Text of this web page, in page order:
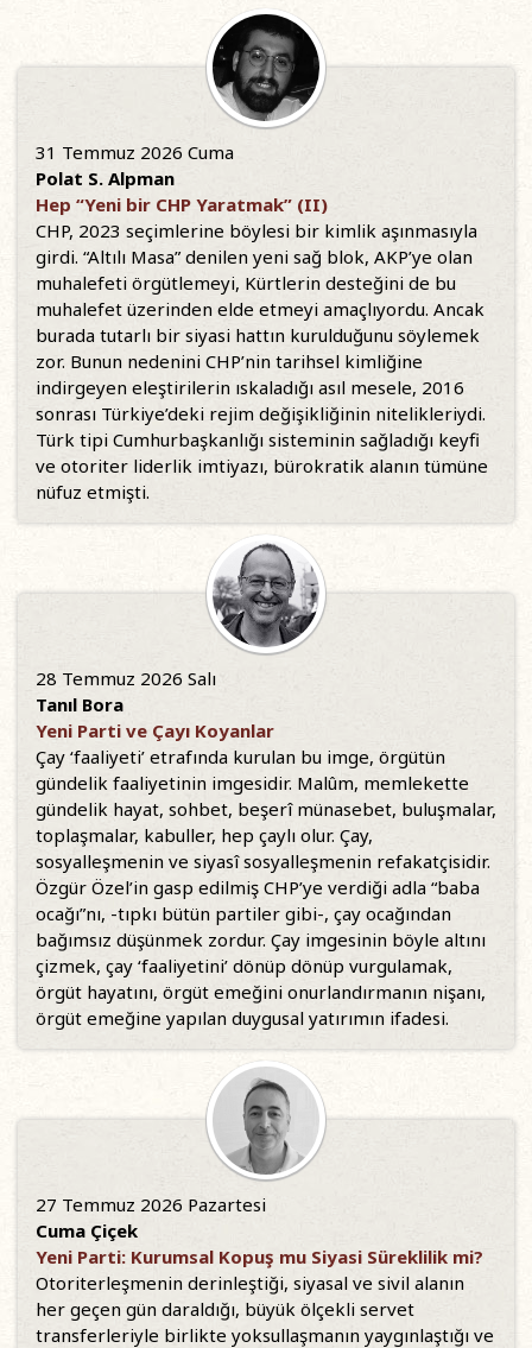
31 Temmuz 2026 Cuma
Polat S. Alpman
Hep “Yeni bir CHP Yaratmak” (II)
CHP, 2023 seçimlerine böylesi bir kimlik aşınmasıyla
girdi. “Altılı Masa” denilen yeni sağ blok, AKP’ye olan
muhalefeti örgütlemeyi, Kürtlerin desteğini de bu
muhalefet üzerinden elde etmeyi amaçlıyordu. Ancak
burada tutarlı bir siyasi hattın kurulduğunu söylemek
zor. Bunun nedenini CHP’nin tarihsel kimliğine
indirgeyen eleştirilerin ıskaladığı asıl mesele, 2016
sonrası Türkiye’deki rejim değişikliğinin nitelikleriydi.
Türk tipi Cumhurbaşkanlığı sisteminin sağladığı keyfi
ve otoriter liderlik imtiyazı, bürokratik alanın tümüne
nüfuz etmişti.
28 Temmuz 2026 Salı
Tanıl Bora
Yeni Parti ve Çayı Koyanlar
Çay ‘faaliyeti’ etrafında kurulan bu imge, örgütün
gündelik faaliyetinin imgesidir. Malûm, memlekette
gündelik hayat, sohbet, beşerî münasebet, buluşmalar,
toplaşmalar, kabuller, hep çaylı olur. Çay,
sosyalleşmenin ve siyasî sosyalleşmenin refakatçisidir.
Özgür Özel’in gasp edilmiş CHP’ye verdiği adla “baba
ocağı”nı, -tıpkı bütün partiler gibi-, çay ocağından
bağımsız düşünmek zordur. Çay imgesinin böyle altını
çizmek, çay ‘faaliyetini’ dönüp dönüp vurgulamak,
örgüt hayatını, örgüt emeğini onurlandırmanın nişanı,
örgüt emeğine yapılan duygusal yatırımın ifadesi.
27 Temmuz 2026 Pazartesi
Cuma Çiçek
Yeni Parti: Kurumsal Kopuş mu Siyasi Süreklilik mi?
Otoriterleşmenin derinleştiği, siyasal ve sivil alanın
her geçen gün daraldığı, büyük ölçekli servet
transferleriyle birlikte yoksullaşmanın yaygınlaştığı ve